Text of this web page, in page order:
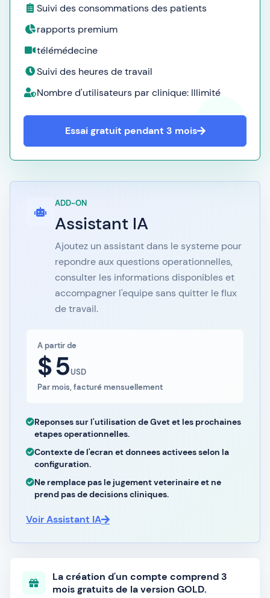
Suivi des consommations des patients
rapports premium
télémédecine
Suivi des heures de travail
Nombre d'utilisateurs par clinique: Illimité
Essai gratuit pendant 3 mois
ADD-ON
Assistant IA
Ajoutez un assistant dans le systeme pour
repondre aux questions operationnelles,
consulter les informations disponibles et
accompagner l'equipe sans quitter le flux
de travail.
A partir de
$5USD
Par mois, facturé mensuellement
Reponses sur l'utilisation de Gvet et les prochaines
etapes operationnelles.
Contexte de l'ecran et donnees activees selon la
configuration.
Ne remplace pas le jugement veterinaire et ne
prend pas de decisions cliniques.
Voir Assistant IA
La création d'un compte comprend 3
mois gratuits de la version GOLD.